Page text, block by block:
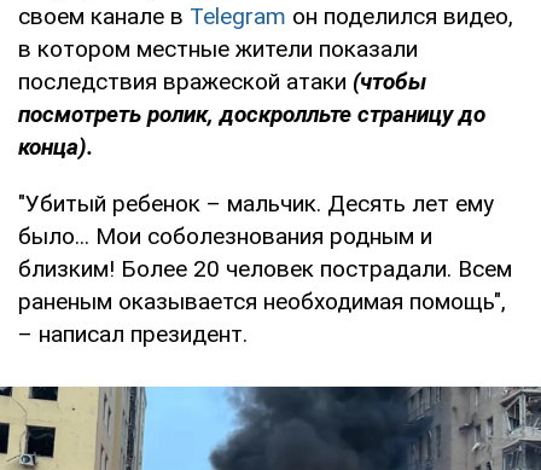
своем канале в Telegram он поделился видео,
в котором местные жители показали
последствия вражеской атаки (чтобы
посмотреть ролик, доскролльте страницу до
конца).
"Убитый ребенок – мальчик. Десять лет ему
было... Мои соболезнования родным и
близким! Более 20 человек пострадали. Всем
раненым оказывается необходимая помощь",
– написал президент.